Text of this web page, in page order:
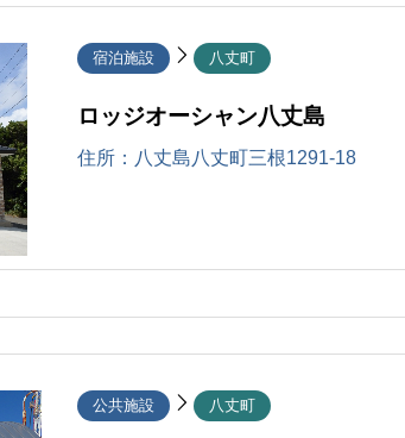
宿泊施設 八丈町
ロッジオーシャン八丈島
住所： 八丈島八丈町三根1291-18
公共施設 八丈町